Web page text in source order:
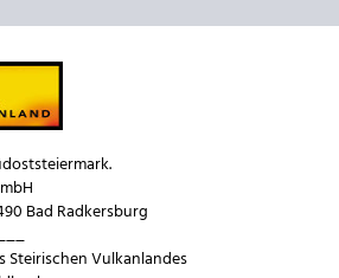
Bad Radkersburg
Steirischen Vulkanlandes